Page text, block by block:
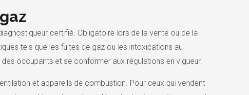
certifié. Obligatoire lors de la vente ou de la
tels que les fuites de gaz ou les intoxications au
occupants et se conformer aux régulations en vigueur.
et appareils de combustion. Pour ceux qui vendent